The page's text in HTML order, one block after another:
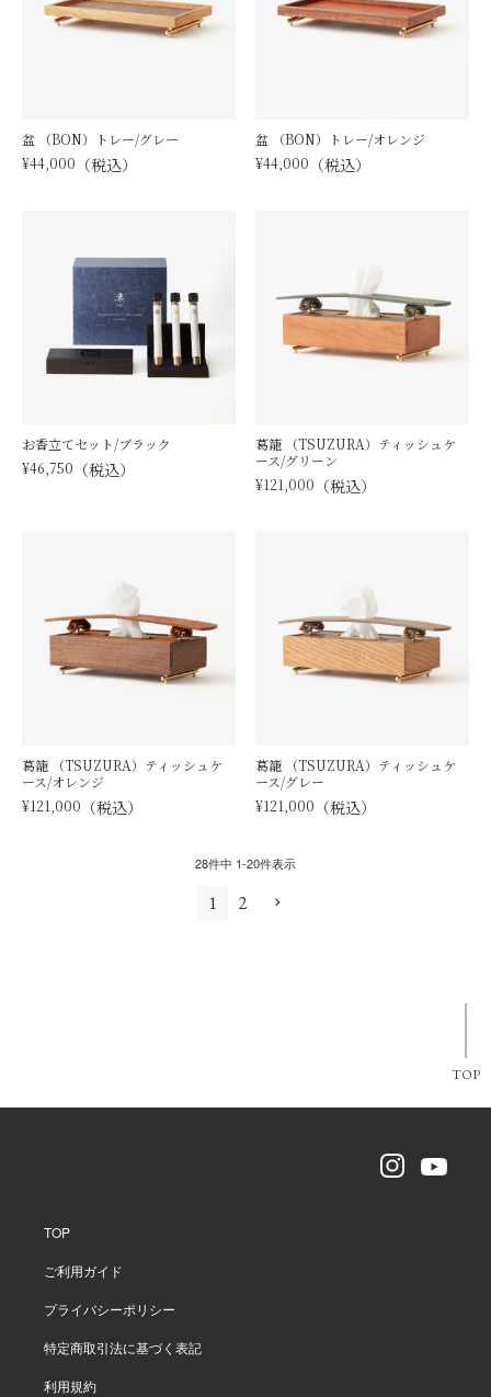
盆 （BON）トレー/グレー
¥44,000 税込
盆 （BON）トレー/オレンジ
¥44,000 税込
お香立てセット/ブラック
¥46,750 税込
葛籠 （TSUZURA）ティッシュケ
ース/グリーン
¥121,000 税込
葛籠 （TSUZURA）ティッシュケ
ース/オレンジ
¥121,000 税込
葛籠 （TSUZURA）ティッシュケ
ース/グレー
¥121,000 税込
28件中 1-20件表示
1 2
TOP
TOP
ご利用ガイド
プライバシーポリシー
特定商取引法に基づく表記
利用規約